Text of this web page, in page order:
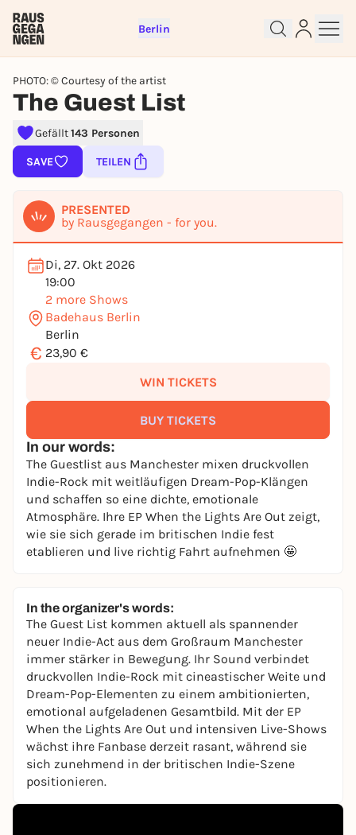
Berlin
PHOTO: © Courtesy of the artist
The Guest List
Gefällt143 Personen
SAVE TEILEN
PRESENTED
by Rausgegangen - for you.
Di, 27. Okt 2026
19:00
2 more Shows
Badehaus Berlin
Berlin
€ 23,90 €
In our words:
The Guestlist aus Manchester mixen druckvollen
Indie-Rock mit weitläufigen Dream-Pop-Klängen
und schaffen so eine dichte, emotionale
Atmosphäre. Ihre EP When the Lights Are Out zeigt,
wie sie sich gerade im britischen Indie fest
etablieren und live richtig Fahrt aufnehmen 🤩
WIN TICKETS
BUY TICKETS
In the organizer's words:
The Guest List kommen aktuell als spannender
neuer Indie-Act aus dem Großraum Manchester
immer stärker in Bewegung. Ihr Sound verbindet
druckvollen Indie-Rock mit cineastischer Weite und
Dream-Pop-Elementen zu einem ambitionierten,
emotional aufgeladenen Gesamtbild. Mit der EP
When the Lights Are Out und intensiven Live-Shows
wächst ihre Fanbase derzeit rasant, während sie
sich zunehmend in der britischen Indie-Szene
positionieren.
Sign up for free and get started
right away
lotteries, you need a free Rausgegangen account.
REGISTER FOR FREE NOW
You already have an account?